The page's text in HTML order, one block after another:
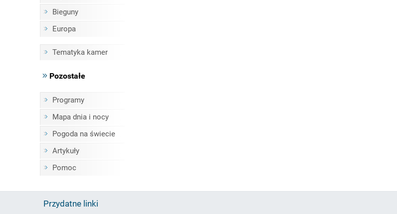
Bieguny
Europa
Tematyka kamer
Pozostałe
Programy
Mapa dnia i nocy
Pogoda na świecie
Artykuły
Pomoc
Przydatne linki